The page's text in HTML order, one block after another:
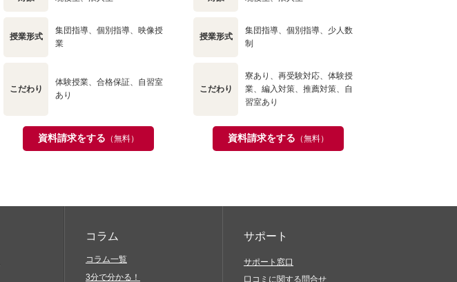
授業形式
集団指導、個別指導、映像授
業
こだわり
体験授業、合格保証、自習室
あり
資料請求をする （無料）
授業形式
集団指導、個別指導、少人数
制
こだわり
寮あり、再受験対応、体験授
業、編入対策、推薦対策、自
習室あり
資料請求をする （無料）
コラム
コラム一覧
3分で分かる！
サポート
サポート窓口
口コミに関する問合せ